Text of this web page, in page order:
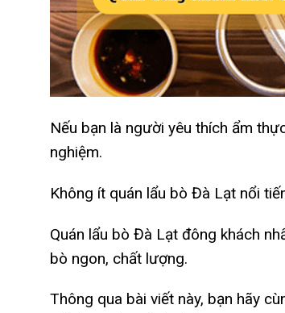
Nếu bạn là người yêu thích ẩm
nghiệm.
Không ít quán lẩu bò Đà Lạt nổi
Quán lẩu bò Đà Lạt đông khách
bò ngon, chất lượng.
Thông qua bài viết này, bạn hãy